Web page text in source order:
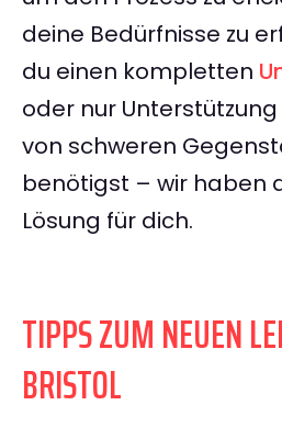
deine Bedürfnisse zu
du einen kompletten
oder nur
von schweren
benötigst – wir haben
Lösung für dich.
TIPPS ZUM NEUEN
BRISTOL